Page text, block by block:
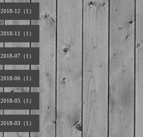
2018-12（1）
2018-11（1）
2018-07（1）
2018-06（1）
2018-05（1）
2018-03（1）